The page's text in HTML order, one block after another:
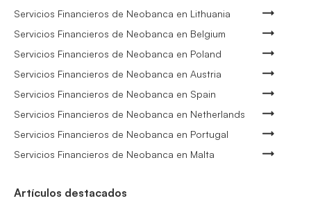
Servicios Financieros de Neobanca en Lithuania
Servicios Financieros de Neobanca en Belgium
Servicios Financieros de Neobanca en Poland
Servicios Financieros de Neobanca en Austria
Servicios Financieros de Neobanca en Spain
Servicios Financieros de Neobanca en Netherlands
Servicios Financieros de Neobanca en Portugal
Servicios Financieros de Neobanca en Malta
Artículos destacados